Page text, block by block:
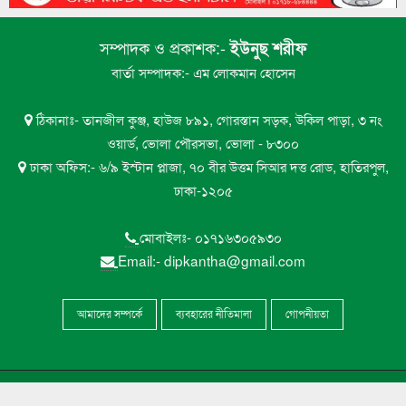
৮
মেঘনায় সি-ট্রাকের অপেক্ষায় মনপুরা-তজুমদ্দিনের
ভোলায় এন সিওর লেক সিটির গাছ পড়ে ইন্টারনেট
ভোলা সরকারি মহিলা কলেজের এইচএসসি বাংলা
পরীক্ষা নিয়ে বিভ্রান্তির অবসান
সম্পাদক ও প্রকাশক:-ইউনুছ শরীফ
বার্তা সম্পাদক:- এম লোকমান হোসেন
ঠিকানাঃ- তানজীল কুঞ্জ, হাউজ ৮৯১, গোরস্তান সড়ক, উকিল পাড়া, ৩ নং
ওয়ার্ড, ভোলা পৌরসভা, ভোলা - ৮৩০০
ঢাকা অফিস:- ৬/৯ ইস্টান প্লাজা, ৭০ বীর উত্তম সিআর দত্ত রোড, হাতিরপুল,
ঢাকা-১২০৫
মোবাইলঃ- ০১৭১৬৩০৫৯৩০
Email:- dipkantha@gmail.com
আমাদের সম্পর্কে ব্যবহারের নীতিমালা গোপনীয়তা